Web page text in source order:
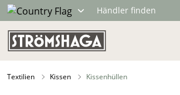
Händler finden
Textilien Kissen Kissenhüllen